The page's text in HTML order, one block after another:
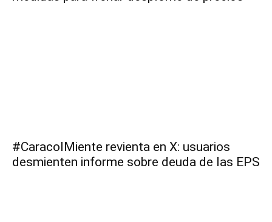
#CaracolMiente revienta en X: usuarios
desmienten informe sobre deuda de las EPS